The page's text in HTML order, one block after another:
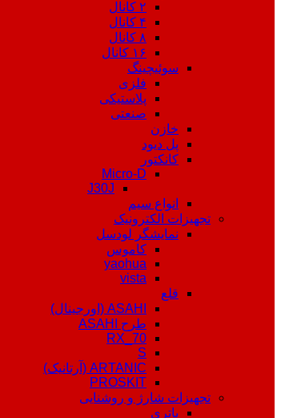
۲ کانال
۴ کانال
۸ کانال
۱۶ کانال
سوئیچینگ
فلزی
پلاستیکی
صنعتی
خازن
پل دیود
کانکتور
Micro-D
J30J
انواع سیم
تجهیزات الکترونیک
نمایشگر لودسل
کاموس
yaohua
vista
قلع
ASAHI (اورجینال)
طرح ASAHI
RX_70
S
ARTANIC (آرتانیک)
PROSKIT
تجهیزات شارژ و روشنایی
باتری